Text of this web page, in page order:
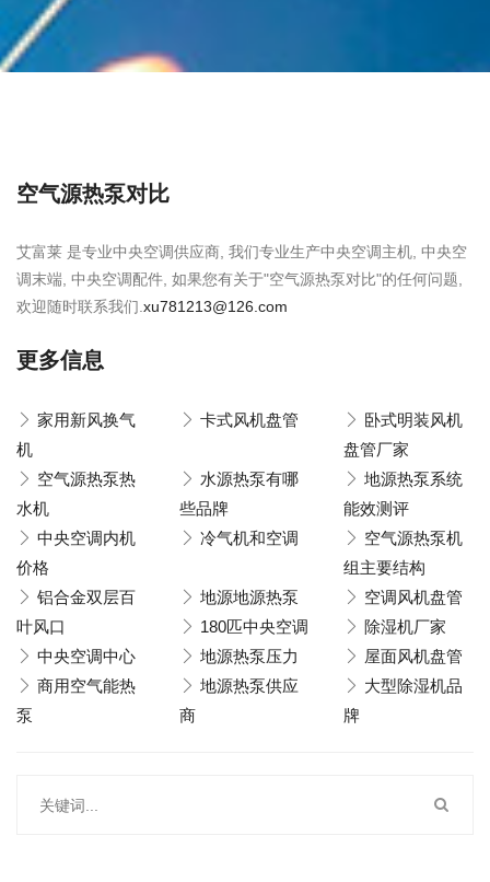
空气源热泵对比
艾富莱 是专业中央空调供应商, 我们专业生产中央空调主机, 中央空
调末端, 中央空调配件, 如果您有关于"空气源热泵对比"的任何问题,
欢迎随时联系我们. xu781213@126.com
更多信息
家用新风换气
机
卡式风机盘管
卧式明装风机
盘管厂家
空气源热泵热
水机
水源热泵有哪
些品牌
地源热泵系统
能效测评
中央空调内机
价格
冷气机和空调
空气源热泵机
组主要结构
铝合金双层百
叶风口
地源地源热泵
空调风机盘管
180匹中央空调
除湿机厂家
中央空调中心
地源热泵压力
屋面风机盘管
商用空气能热
泵
地源热泵供应
商
大型除湿机品
牌